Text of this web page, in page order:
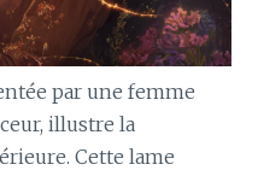
par une femme
illustre la
Cette lame